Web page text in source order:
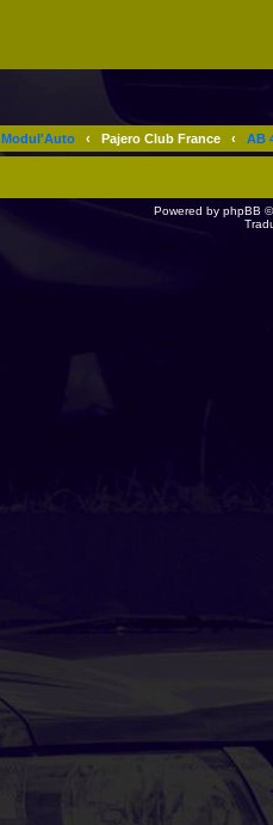
Modul'Auto ‹ Pajero Club France ‹ AB
Powered by phpBB